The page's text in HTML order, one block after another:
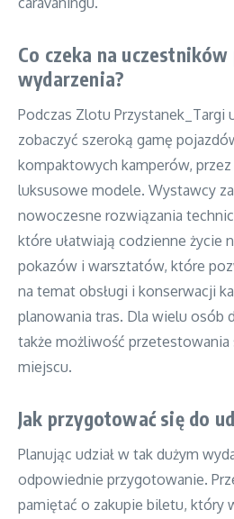
Co czeka na uczestników
wydarzenia?
Podczas Zlotu Przystanek_Targi
zobaczyć szeroką gamę
kompaktowych kamperów, przez
luksusowe modele. Wystawcy
nowoczesne rozwiązania
które ułatwiają codzienne życie
pokazów i warsztatów, które
na temat obsługi i konserwacji
planowania tras. Dla wielu osób
także możliwość
miejscu.
Jak przygotować się do
Planując udział w tak dużym
odpowiednie przygotowanie.
pamiętać o zakupie biletu, który